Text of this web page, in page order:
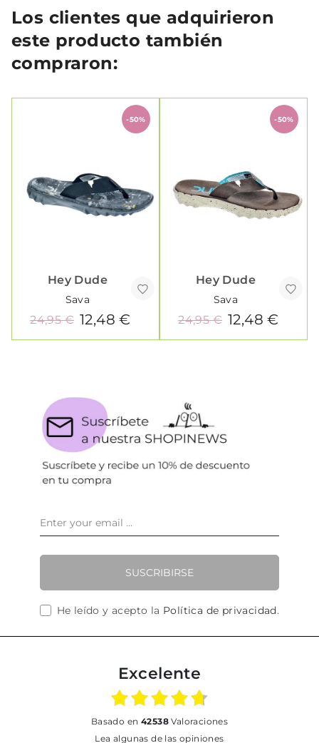
Los clientes que adquirieron
este producto también
compraron:
-50%
Hey Dude
Sava
12,48 €
24,95 €
-50%
Hey Dude
Sava
12,48 €
24,95 €
SUSCRIBIRSE
He leído y acepto la Política de privacidad.
Excelente
basado en 42538Valoraciones
Lea algunas de las opiniones